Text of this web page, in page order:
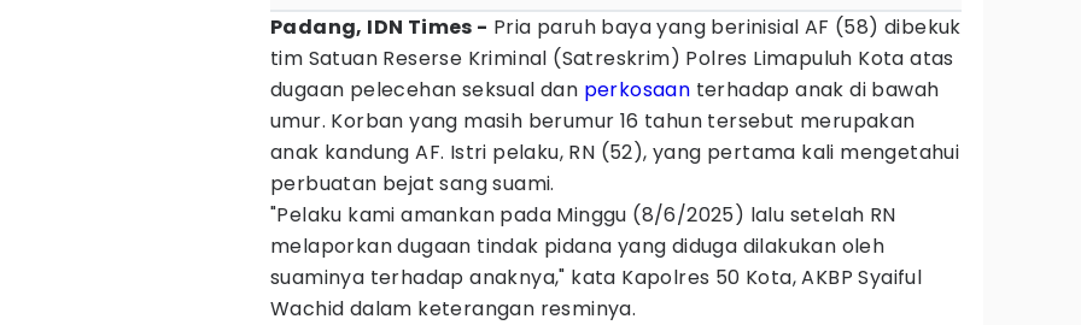
Padang, IDN Times - Pria paruh baya yang berinisial AF (58) dibekuk
tim Satuan Reserse Kriminal (Satreskrim) Polres Limapuluh Kota atas
dugaan pelecehan seksual dan perkosaan terhadap anak di bawah
umur. Korban yang masih berumur 16 tahun tersebut merupakan
anak kandung AF. Istri pelaku, RN (52), yang pertama kali mengetahui
perbuatan bejat sang suami.
"Pelaku kami amankan pada Minggu (8/6/2025) lalu setelah RN
melaporkan dugaan tindak pidana yang diduga dilakukan oleh
suaminya terhadap anaknya," kata Kapolres 50 Kota, AKBP Syaiful
Wachid dalam keterangan resminya.